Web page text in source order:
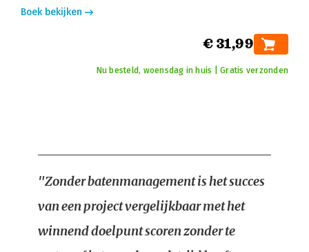
Boek bekijken
€ 31,99
Nu besteld, woensdag in huis | Gratis verzonden
"Zonder batenmanagement is het succes
van een project vergelijkbaar met het
winnend doelpunt scoren zonder te